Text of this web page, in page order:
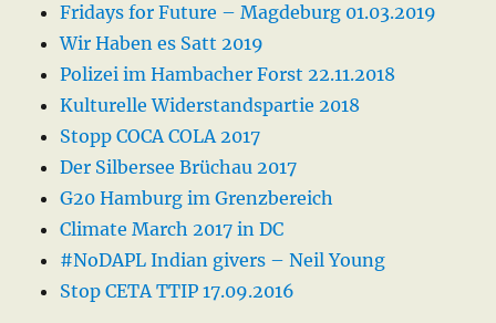
Fridays for Future – Magdeburg 01.03.2019
Wir Haben es Satt 2019
Polizei im Hambacher Forst 22.11.2018
Kulturelle Widerstandspartie 2018
Stopp COCA COLA 2017
Der Silbersee Brüchau 2017
G20 Hamburg im Grenzbereich
Climate March 2017 in DC
#NoDAPL Indian givers – Neil Young
Stop CETA TTIP 17.09.2016